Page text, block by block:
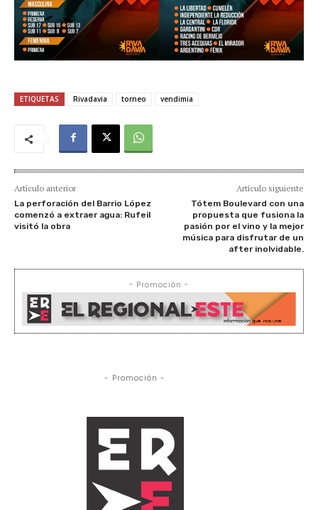
ETIQUETAS Rivadavia torneo vendimia
Artículo anterior
La perforación del Barrio López
comenzó a extraer agua: Rufeil
visitó la obra
Artículo siguiente
Tótem Boulevard con una
propuesta que fusiona la
pasión por el vino y la mejor
música para disfrutar de un
after inolvidable.
- Promoción -
- Promoción -